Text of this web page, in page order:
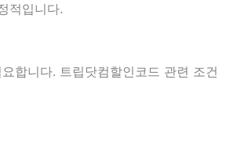
적입니다.
합니다. 트립닷컴할인코드 관련 조건